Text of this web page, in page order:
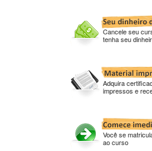
Cancele seu
tenha seu
Adquira
impressos e
Você se
ao curso